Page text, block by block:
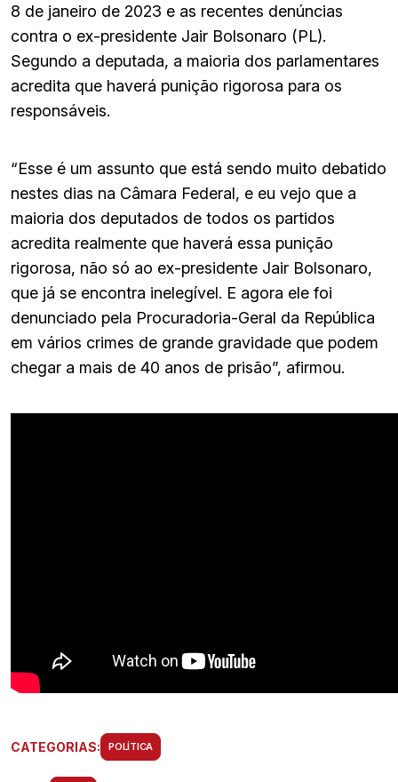
8 de janeiro de 2023 e as recentes denúncias
contra o ex-presidente Jair Bolsonaro (PL).
Segundo a deputada, a maioria dos parlamentares
acredita que haverá punição rigorosa para os
responsáveis.
“Esse é um assunto que está sendo muito debatido
nestes dias na Câmara Federal, e eu vejo que a
maioria dos deputados de todos os partidos
acredita realmente que haverá essa punição
rigorosa, não só ao ex-presidente Jair Bolsonaro,
que já se encontra inelegível. E agora ele foi
denunciado pela Procuradoria-Geral da República
em vários crimes de grande gravidade que podem
chegar a mais de 40 anos de prisão”, afirmou.
CATEGORIAS: POLÍTICA